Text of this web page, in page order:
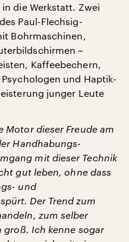
die Werkstatt. Zwei
Paul-Flechsig-
Bohrmaschinen,
–
Kaffeebechern,
und Haptik-
junger Leute
Motor dieser Freude am
Handhabungs-
mit dieser Technik
gut leben, ohne dass
und
Der Trend zum
zum selber
groß. Ich kenne sogar